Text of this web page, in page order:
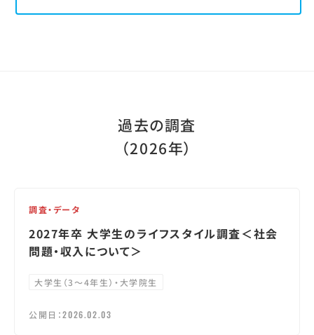
過去の調査
（2026年）
調査・データ
2027年卒 大学生のライフスタイル調査＜社会
問題・収入について＞
大学生（3～4年生）・大学院生
公開日：2026.02.03